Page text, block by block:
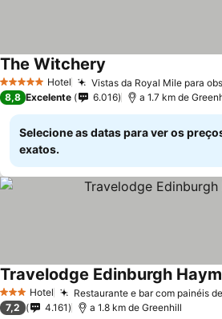
5 Estrelas Hotel Vistas da Royal Mile para
The Witchery
8,8 Excelente 6.016 a 1.7 km de
Selecione as datas para ver os
exatos.
3 EstrelasHotel Restaurante e bar com painéis
Travelodge Edinburgh
7,2 4.161 a 1.8 km de Greenhill